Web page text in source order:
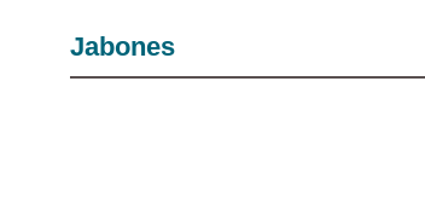
Jabones